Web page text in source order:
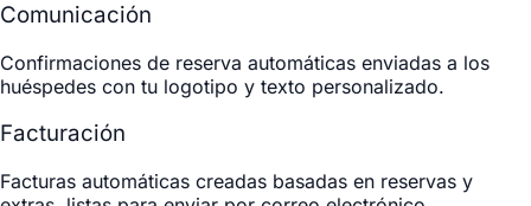
Comunicación
Confirmaciones de reserva automáticas enviadas a los
huéspedes con tu logotipo y texto personalizado.
Facturación
Facturas automáticas creadas basadas en reservas y